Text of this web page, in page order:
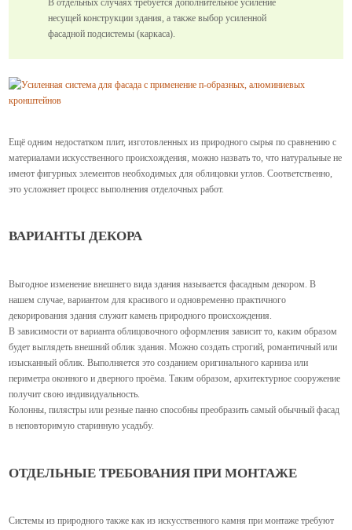
несущей конструкции здания, а также выбор усиленной
фасадной подсистемы (каркаса).
Ещё одним недостатком плит, изготовленных из природного сырья по сравнению с
материалами искусственного происхождения, можно назвать то, что натуральные не
имеют фигурных элементов необходимых для облицовки углов. Соответственно,
это усложняет процесс выполнения отделочных работ.
ВАРИАНТЫ ДЕКОРА
Выгодное изменение внешнего вида здания называется фасадным декором. В
нашем случае, вариантом для красивого и одновременно практичного
декорирования здания служит камень природного происхождения.
В зависимости от варианта облицовочного оформления зависит то, каким образом
будет выглядеть внешний облик здания. Можно создать строгий, романтичный или
изысканный облик. Выполняется это созданием оригинального карниза или
периметра оконного и дверного проёма. Таким образом, архитектурное сооружение
получит свою индивидуальность.
Колонны, пилястры или резные панно способны преобразить самый обычный фасад
в неповторимую старинную усадьбу.
ОТДЕЛЬНЫЕ ТРЕБОВАНИЯ ПРИ МОНТАЖЕ
Системы из природного также как из искусственного камня при монтаже требуют